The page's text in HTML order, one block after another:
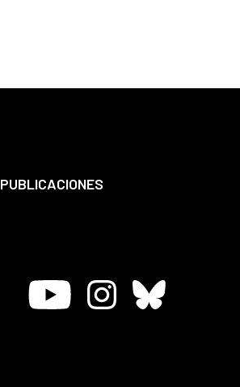
PUBLICACIONES
Youtube InstagramBluesky